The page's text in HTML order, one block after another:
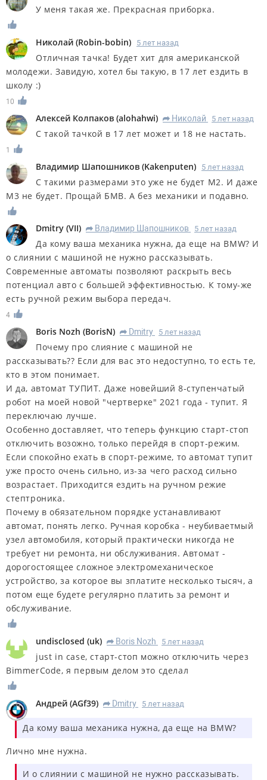
У меня такая же. Прекрасная приборка.
Николай (Robin-bobin) 5 лет назад
Отличная тачка! Будет хит для американской
молодежи. Завидую, хотел бы такую, в 17 лет ездить в
школу :)
10
Алексей Колпаков (alohahwi) R Николай 5 лет назад
С такой тачкой в 17 лет может и 18 не настать.
1
Владимир Шапошников (Kakenputen) 5 лет назад
С такими размерами это уже не будет М2. И даже
М3 не будет. Прощай БМВ. А без механики и подавно.
Dmitry (VII) R Владимир Шапошников 5 лет назад
Да кому ваша механика нужна, да еще на BMW? И
о слиянии с машиной не нужно рассказывать.
Современные автоматы позволяют раскрыть весь
потенциал авто с большей эффективностью. К тому-же
есть ручной режим выбора передач.
4
Boris Nozh (BorisN) R Dmitry 5 лет назад
Почему про слияние с машиной не
рассказывать?? Если для вас это недоступно, то есть те,
кто в этом понимает.
И да, автомат ТУПИТ. Даже новейший 8-ступенчатый
робот на моей новой "чертверке" 2021 года - тупит. Я
переключаю лучше.
Особенно доставляет, что теперь функцию старт-стоп
отключить возожно, только перейдя в спорт-режим.
Если спокойно ехать в спорт-режиме, то автомат тупит
уже просто очень сильно, из-за чего расход сильно
возрастает. Приходится ездить на ручном режие
стептроника.
Почему в обязательном порядке устанавливают
автомат, понять легко. Ручная коробка - неубиваетмый
узел автомобиля, который практически никогда не
требует ни ремонта, ни обслуживания. Автомат -
дорогостоящее сложное электромеханическое
устройство, за которое вы зплатите несколько тысяч, а
потом еще будете регулярно платить за ремонт и
обслуживание.
undisclosed (uk) R Boris Nozh 5 лет назад
just in case, старт-стоп можно отключить через
BimmerCode, я первым делом это сделал
Андрей (AGf39) R Dmitry 5 лет назад
Да кому ваша механика нужна, да еще на BMW?
Лично мне нужна.
И о слиянии с машиной не нужно рассказывать.